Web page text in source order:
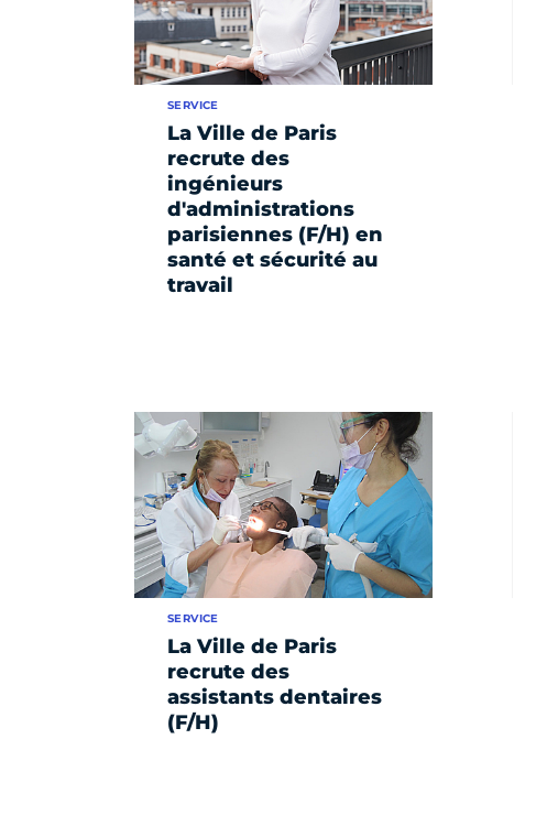
La Ville de Paris
recrute des
ingénieurs
d'administrations
parisiennes (F/H) en
santé et sécurité au
travail
SERVICE
La Ville de Paris
recrute des
assistants dentaires
(F/H)
SERVICE